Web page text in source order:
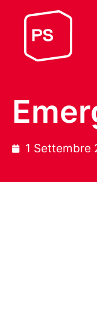
1 Settembre